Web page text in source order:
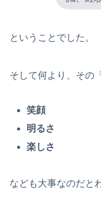
ということでした。
そして何より、その
笑顔
明るさ
楽しさ
なども大事なのだと